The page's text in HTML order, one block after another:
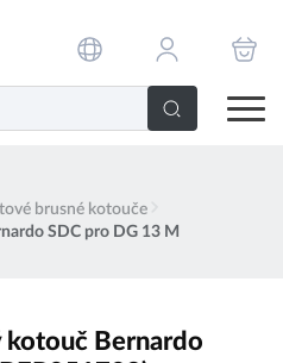
brusné kotouče
SDC pro DG 13 M
kotouč Bernardo